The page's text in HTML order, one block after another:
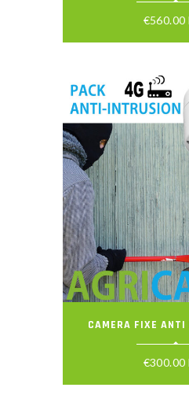
€560.00
CAMERA FIXE
€300.00